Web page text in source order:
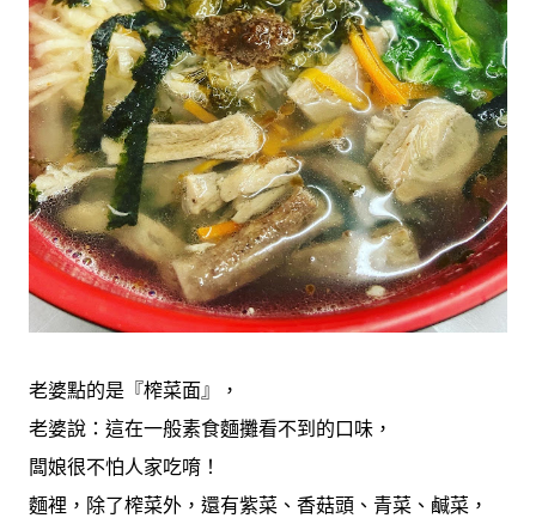
老婆點的是『榨菜面』，
老婆說：這在一般素食麵攤看不到的口味，
闆娘很不怕人家吃唷！
麵裡，除了榨菜外，還有紫菜、香菇頭、青菜、鹹菜，